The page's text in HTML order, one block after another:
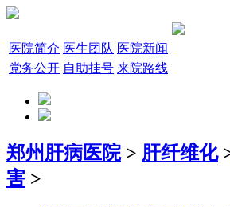
医院简介 医生团队 医院新闻
党务公开 自助挂号 来院路线
郑州肝病医院> 肝纤维化
害 >